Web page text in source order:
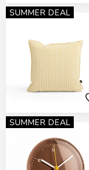
SUMMER DEAL
SUMMER DEAL